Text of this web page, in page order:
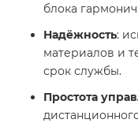
блока
Надёжность:
материалов и
срок службы.​
Простота